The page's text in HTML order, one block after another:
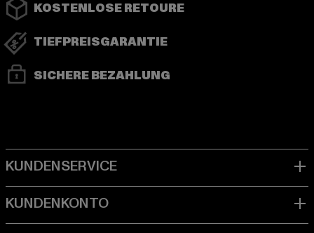
KOSTENLOSE RETOURE
TIEFPREISGARANTIE
SICHERE BEZAHLUNG